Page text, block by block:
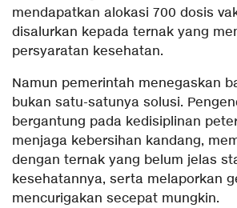
mendapatkan alokasi 700 dosis
disalurkan kepada ternak yang
persyaratan kesehatan.
Namun pemerintah menegaskan
bukan satu-satunya solusi.
bergantung pada kedisiplinan
menjaga kebersihan kandang,
dengan ternak yang belum jelas
kesehatannya, serta melaporkan
mencurigakan secepat mungkin.